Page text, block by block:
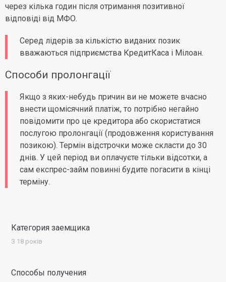
через кілька годин після отримання позитивної
відповіді від МФО.
Серед лідерів за кількістю виданих позик
вважаються підприємства КредитКаса і Мілоан.
Способи пролонгації
Якщо з яких-небудь причин ви не можете вчасно
внести щомісячний платіж, то потрібно негайно
повідомити про це кредитора або скористатися
послугою пролонгації (продовження користування
позикою). Термін відстрочки може скласти до 30
днів. У цей період ви оплачуєте тільки відсотки, а
сам експрес-займ повинні будите погасити в кінці
терміну.
Категория заемщика
З 18 років
Способы получения